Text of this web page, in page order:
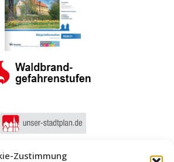
Zustimmung